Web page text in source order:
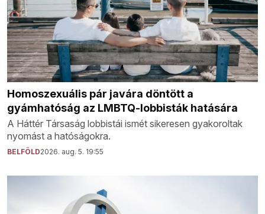
Homoszexuális pár javára döntött a
gyámhatóság az LMBTQ-lobbisták hatására
A Háttér Társaság lobbistái ismét sikeresen gyakoroltak
nyomást a hatóságokra.
BELFÖLD2026. aug. 5. 19:55